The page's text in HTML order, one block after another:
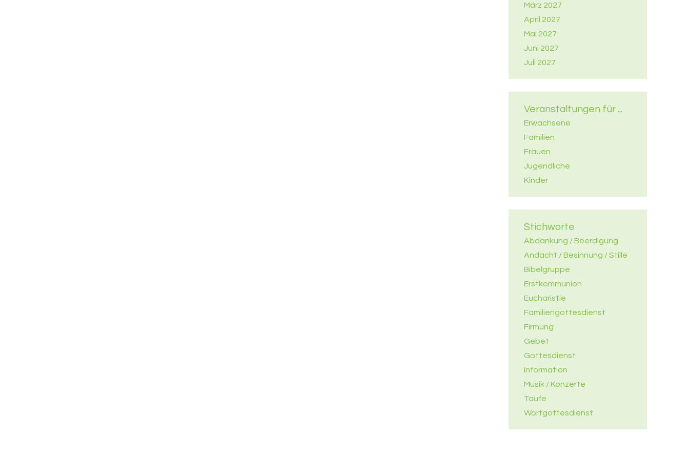
März 2027
April 2027
Mai 2027
Juni 2027
Juli 2027
Veranstaltungen für ...
Erwachsene
Familien
Frauen
Jugendliche
Kinder
Stichworte
Abdankung / Beerdigung
Andacht / Besinnung / Stille
Bibelgruppe
Erstkommunion
Eucharistie
Familiengottesdienst
Firmung
Gebet
Gottesdienst
Information
Musik / Konzerte
Taufe
Wortgottesdienst